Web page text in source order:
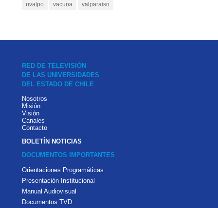
uvalpo
vacuna valparaiso
RED DE TELEVISIÓN
DE LAS UNIVERSIDADES
DEL ESTADO DE CHILE
Nosotros
Misión
Visión
Canales
Contacto
BOLETÍN NOTICIAS
DOCUMENTOS IMPORTANTES
Orientaciones Programáticas
Presentación Institucional
Manual Audiovisual
Documentos TVD